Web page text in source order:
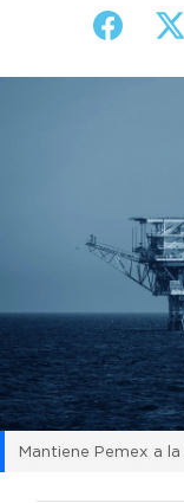
Mantiene Pemex a